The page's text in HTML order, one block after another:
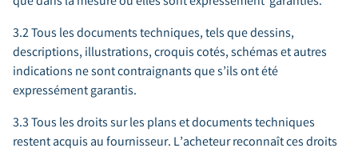
3.2 Tous les documents techniques, tels que dessins,
descriptions, illustrations, croquis cotés, schémas et autres
indications ne sont contraignants que s’ils ont été
expressément garantis.
3.3 Tous les droits sur les plans et documents techniques
restent acquis au fournisseur. L’acheteur reconnaît ces droits